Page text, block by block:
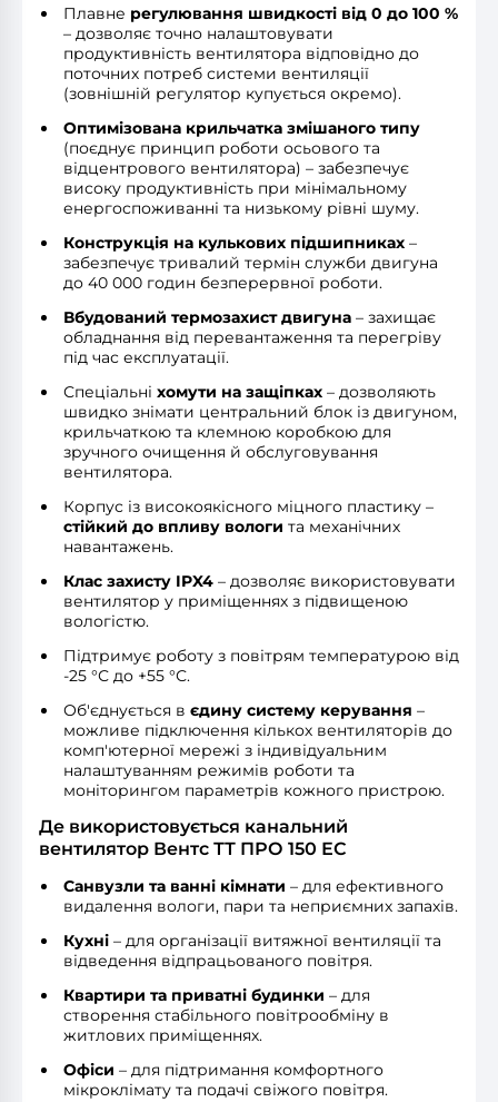
Плавне регулювання швидкості від 0 до 100 %
– дозволяє точно налаштовувати
продуктивність вентилятора відповідно до
поточних потреб системи вентиляції
(зовнішній регулятор купується окремо).
Оптимізована крильчатка змішаного типу
(поєднує принцип роботи осьового та
відцентрового вентилятора) – забезпечує
високу продуктивність при мінімальному
енергоспоживанні та низькому рівні шуму.
Конструкція на кулькових підшипниках –
забезпечує тривалий термін служби двигуна
до 40 000 годин безперервної роботи.
Вбудований термозахист двигуна – захищає
обладнання від перевантаження та перегріву
під час експлуатації.
Спеціальні хомути на защіпках – дозволяють
швидко знімати центральний блок із двигуном,
крильчаткою та клемною коробкою для
зручного очищення й обслуговування
вентилятора.
Корпус із високоякісного міцного пластику –
стійкий до впливу вологи та механічних
навантажень.
Клас захисту IPX4 – дозволяє використовувати
вентилятор у приміщеннях з підвищеною
вологістю.
Підтримує роботу з повітрям температурою від
-25 °С до +55 °С.
Об'єднується в єдину систему керування –
можливе підключення кількох вентиляторів до
комп'ютерної мережі з індивідуальним
налаштуванням режимів роботи та
моніторингом параметрів кожного пристрою.
Де використовується канальний
вентилятор Вентс ТТ ПРО 150 ЕС
Санвузли та ванні кімнати – для ефективного
видалення вологи, пари та неприємних запахів.
Кухні – для організації витяжної вентиляції та
відведення відпрацьованого повітря.
Квартири та приватні будинки – для
створення стабільного повітрообміну в
житлових приміщеннях.
Офіси – для підтримання комфортного
мікроклімату та подачі свіжого повітря.